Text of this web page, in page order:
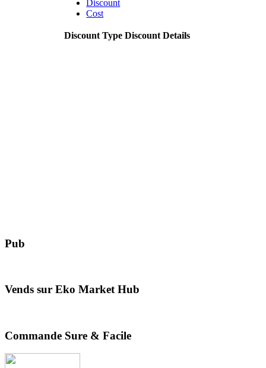
Discount
Cost
Discount Type Discount Details
Pub
Vends sur Eko Market Hub
Commande Sure & Facile